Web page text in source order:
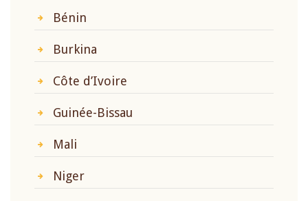
Bénin
Burkina
Côte d’Ivoire
Guinée-Bissau
Mali
Niger